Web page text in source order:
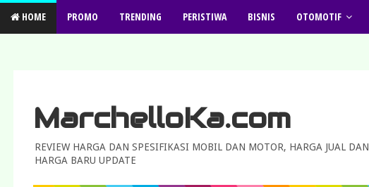
HOME PROMO TRENDING PERISTIWA BISNIS OTOMOTIF
MarchelloKa.com
REVIEW HARGA DAN SPESIFIKASI MOBIL DAN MOTOR, HARGA JUAL DAN
HARGA BARU UPDATE